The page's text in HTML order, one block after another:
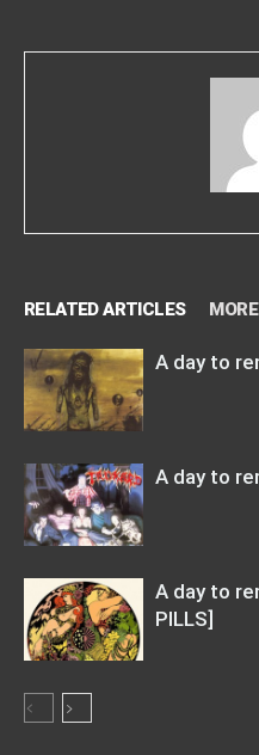
RELATED ARTICLES
A day to
A day to
A day to
PILLS]